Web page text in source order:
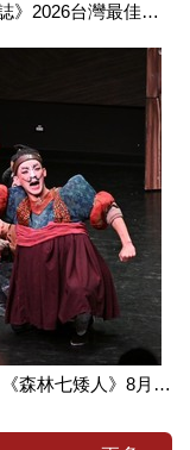
榜人文社科學門全國第26名！
月8日澎湖演藝廳歡樂登場